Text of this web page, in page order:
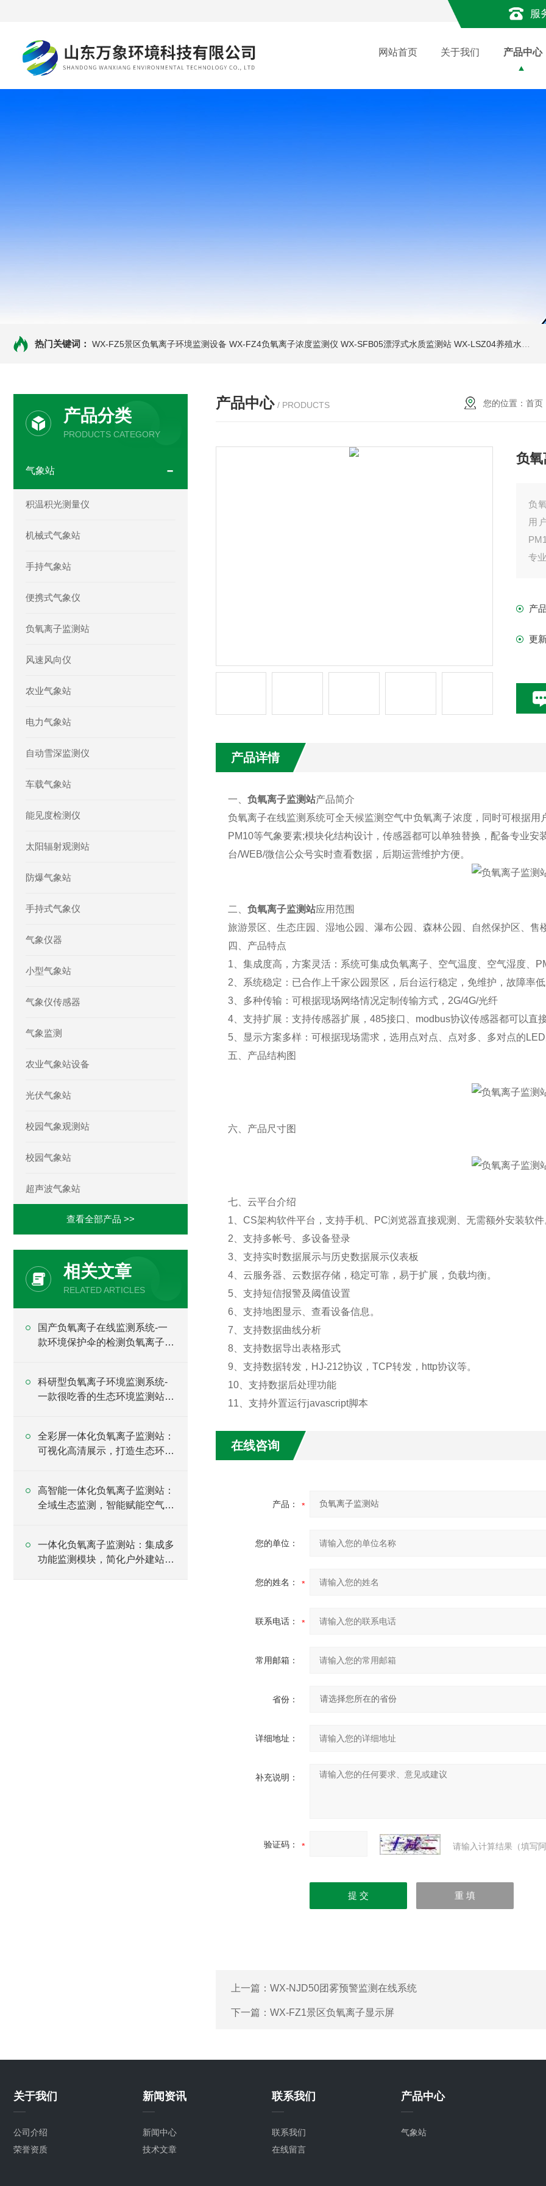
服
网站首页 关于我们 产品中心
热门关键词： WX-FZ5景区负氧离子环境监测设备 WX-FZ4负氧离子浓度监测仪 WX-SFB05漂浮式水质监测站 WX-LSZ04养殖水质监测设备
产品分类
PRODUCTS CATEGORY
气象站
积温积光测量仪
机械式气象站
手持气象站
便携式气象仪
负氧离子监测站
风速风向仪
农业气象站
电力气象站
自动雪深监测仪
车载气象站
能见度检测仪
太阳辐射观测站
防爆气象站
手持式气象仪
气象仪器
小型气象站
气象仪传感器
气象监测
农业气象站设备
光伏气象站
校园气象观测站
校园气象站
超声波气象站
查看全部产品 >>
相关文章
RELATED ARTICLES
国产负氧离子在线监测系统-一
款环境保护伞的检测负氧离子的
科研型负氧离子环境监测系统-
一款很吃香的生态环境监测站
全彩屏一体化负氧离子监测站：
可视化高清展示，打造生态环境
高智能一体化负氧离子监测站：
全域生态监测，智能赋能空气环
一体化负氧离子监测站：集成多
功能监测模块，简化户外建站运
产品中心 / PRODUCTS 您的位置： 首页
负
负
用
专
产
更
产品详情
一、 负氧离子监测站产品简介
负氧离子在线监测系统可全天候监测空气中负氧离子浓度，同时可根据
PM10等气象要素;模块化结构设计，传感器都可以单独替换，配备专业
台/WEB/微信公众号实时查看数据，后期运营维护方便。
二、 负氧离子监测站应用范围
旅游景区、生态庄园、湿地公园、瀑布公园、森林公园、自然保护区、售
四、产品特点
1、集成度高，方案灵活：系统可集成负氧离子、空气温度、空气湿度、
2、系统稳定：已合作上千家公园景区，后台运行稳定，免维护，故障率低
3、多种传输：可根据现场网络情况定制传输方式，2G/4G/光纤
4、支持扩展：支持传感器扩展，485接口、modbus协议传感器都可以直
5、显示方案多样：可根据现场需求，选用点对点、点对多、多对点的
五、产品结构图
六、产品尺寸图
七、云平台介绍
1、CS架构软件平台，支持手机、PC浏览器直接观测、无需额外安装软件
2、支持多帐号、多设备登录
3、支持实时数据展示与历史数据展示仪表板
4、云服务器、云数据存储，稳定可靠，易于扩展，负载均衡。
5、支持短信报警及阈值设置
6、支持地图显示、查看设备信息。
7、支持数据曲线分析
8、支持数据导出表格形式
9、支持数据转发，HJ-212协议，TCP转发，http协议等。
10、支持数据后处理功能
11、支持外置运行javascript脚本
在线咨询
产品：
您的单位：
您的姓名：
联系电话：
常用邮箱：
省份：
详细地址：
补充说明：
验证码： 请输入计算结果（填写
上一篇： WX-NJD50团雾预警监测在线系统
下一篇： WX-FZ1景区负氧离子显示屏
关于我们
公司介绍
荣誉资质
新闻资讯
新闻中心
技术文章
联系我们
联系我们
在线留言
产品中心
气象站